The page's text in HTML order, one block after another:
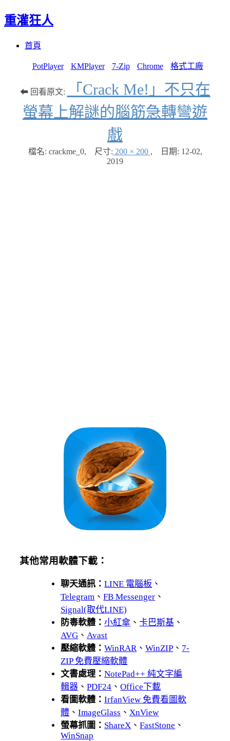
重灌狂人
首頁
PotPlayer KMPlayer 7-Zip Chrome 格式工廠
⬅ 回看原文:
「Crack Me!」不只在
螢幕上解謎的腦筋急轉彎遊
戲
檔名: crackme_0, 尺寸: 200 × 200 , 日期: 12-02,
2019
其他常用軟體下載：
聊天通訊：LINE 電腦板 、
Telegram 、FB Messenger 、
Signal(取代LINE)
防毒軟體：小紅傘 、卡巴斯基 、
AVG 、 Avast
壓縮軟體：WinRAR 、WinZIP 、 7-
ZIP 免費壓縮軟體
文書處理：NotePad++ 純文字編
輯器 、PDF24 、Office下載
看圖軟體：IrfanView 免費看圖軟
體 、ImageGlass 、 XnView
螢幕抓圖： ShareX 、FastStone 、
WinSnap